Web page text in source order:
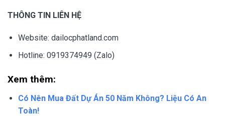
THÔNG TIN LIÊN HỆ
Website: dailocphatland.com
Hotline: 0919374949 (Zalo)
Xem thêm:
Có Nên Mua Đất Dự Án 50 Năm Không? Liệu Có An
Toàn!